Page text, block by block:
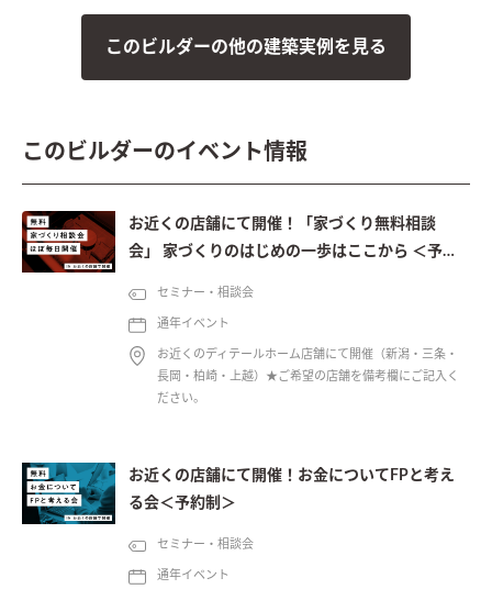
このビルダーの他の建築実例を見る
このビルダーのイベント情報
お近くの店舗にて開催！「家づくり無料相談
会」 家づくりのはじめの一歩はここから ＜予約
セミナー・相談会
通年イベント
お近くのディテールホーム店舗にて開催（新潟・三条・
長岡・柏崎・上越）★ご希望の店舗を備考欄にご記入く
ださい。
お近くの店舗にて開催！お金についてFPと考え
る会＜予約制＞
セミナー・相談会
通年イベント